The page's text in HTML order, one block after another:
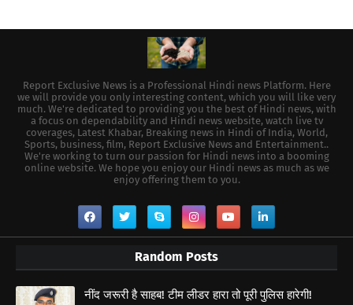
Report Exclusive News is a Professional Hindi news Platform. Here
we will provide you only interesting content, which you will like very
much. We're dedicated to providing you the best of Hindi news, with
a focus on dependability and Hindi news website, watch live tv
coverages, Latest Khabar, Breaking news in Hindi of India, World,
Sports, business, film, Report Exclusive News and Entertainment..
We're working to turn our passion for Hindi news into a booming
online website. We hope you enjoy our Hindi news as much as we
enjoy offering them to you.
Random Posts
नींद जरूरी है साहब! टीम लीडर हारा तो पूरी पुलिस हारेगी!